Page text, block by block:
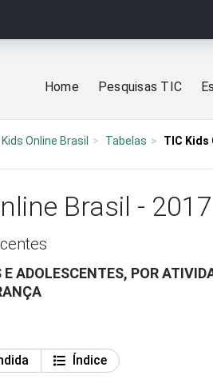
Home Pesquisas TIC
Kids Online Brasil Tabelas TIC Kids
Brasil - 2017
ADOLESCENTES, POR
Índice